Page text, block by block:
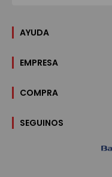
AYUDA
EMPRESA
COMPRA
SEGUINOS